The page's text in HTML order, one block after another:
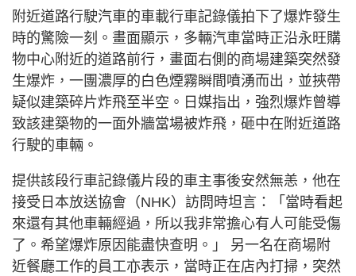
附近道路行駛汽車的車載行車記錄儀拍下了爆炸發生
時的驚險一刻。畫面顯示，多輛汽車當時正沿永旺購
物中心附近的道路前行，畫面右側的商場建築突然發
生爆炸，一團濃厚的白色煙霧瞬間噴湧而出，並挾帶
疑似建築碎片炸飛至半空。日媒指出，強烈爆炸曾導
致該建築物的一面外牆當場被炸飛，砸中在附近道路
行駛的車輛。
提供該段行車記錄儀片段的車主事後安然無恙，他在
接受日本放送協會（NHK）訪問時坦言：「當時看起
來還有其他車輛經過，所以我非常擔心有人可能受傷
了。希望爆炸原因能盡快查明。」 另一名在商場附
近餐廳工作的員工亦表示，當時正在店內打掃，突然